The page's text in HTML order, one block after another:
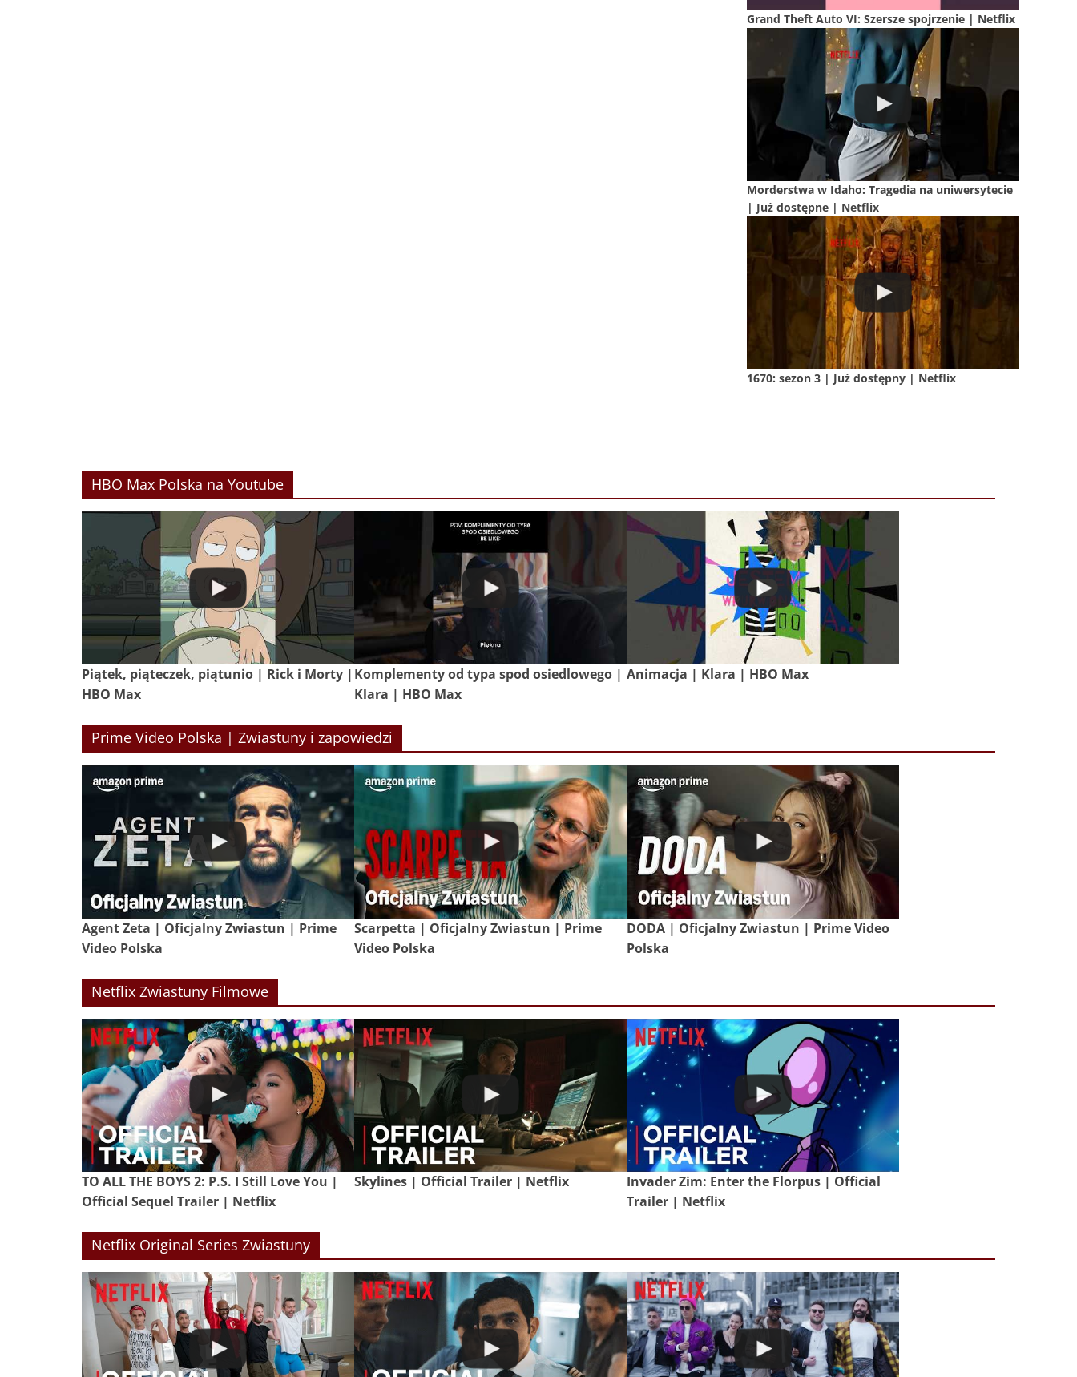
Grand Theft Auto VI: Szersze spojrzenie | Netflix
Morderstwa w Idaho: Tragedia na uniwersytecie
| Już dostępne | Netflix
1670: sezon 3 | Już dostępny | Netflix
HBO Max Polska na Youtube
Piątek, piąteczek, piątunio | Rick i Morty |
HBO Max
Komplementy od typa spod osiedlowego |
Klara | HBO Max
Animacja | Klara | HBO Max
Prime Video Polska | Zwiastuny i zapowiedzi
Agent Zeta | Oficjalny Zwiastun | Prime
Video Polska
Scarpetta | Oficjalny Zwiastun | Prime
Video Polska
DODA | Oficjalny Zwiastun | Prime Video
Polska
Netflix Zwiastuny Filmowe
TO ALL THE BOYS 2: P.S. I Still Love You |
Official Sequel Trailer | Netflix
Skylines | Official Trailer | Netflix
Invader Zim: Enter the Florpus | Official
Trailer | Netflix
Netflix Original Series Zwiastuny